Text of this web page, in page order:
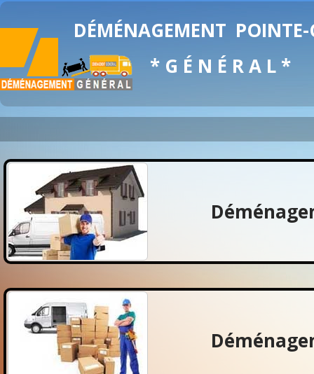
DÉMÉNAGEMENT
* G É N É R A L *